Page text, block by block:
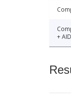
+ AID